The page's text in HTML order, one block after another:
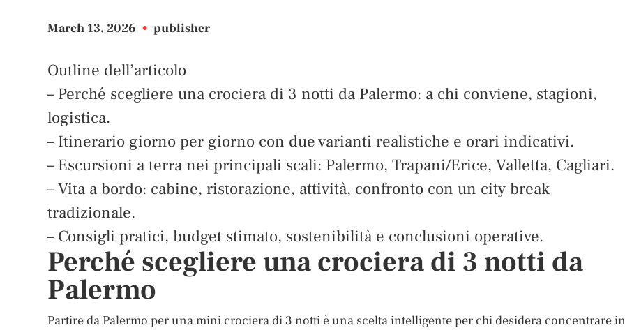
March 13, 2026 • publisher
Outline dell’articolo
– Perché scegliere una crociera di 3 notti da Palermo: a chi conviene, stagioni,
logistica.
– Itinerario giorno per giorno con due varianti realistiche e orari indicativi.
– Escursioni a terra nei principali scali: Palermo, Trapani/Erice, Valletta, Cagliari.
– Vita a bordo: cabine, ristorazione, attività, confronto con un city break
tradizionale.
– Consigli pratici, budget stimato, sostenibilità e conclusioni operative.
Perché scegliere una crociera di 3 notti da
Palermo
Partire da Palermo per una mini crociera di 3 notti è una scelta intelligente per chi desidera concentrare in